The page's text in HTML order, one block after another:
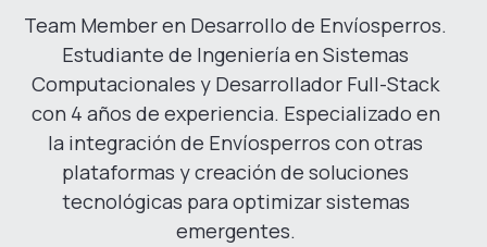
Team Member en Desarrollo de Envíosperros.
Estudiante de Ingeniería en Sistemas
Computacionales y Desarrollador Full-Stack
con 4 años de experiencia. Especializado en
la integración de Envíosperros con otras
plataformas y creación de soluciones
tecnológicas para optimizar sistemas
emergentes.